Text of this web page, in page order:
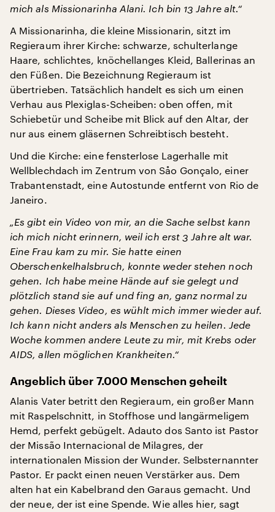
mich als Missionarinha Alani. Ich bin 13 Jahre alt.“
A Missionarinha, die kleine Missionarin, sitzt im
Regieraum ihrer Kirche: schwarze, schulterlange
Haare, schlichtes, knöchellanges Kleid, Ballerinas an
den Füßen. Die Bezeichnung Regieraum ist
übertrieben. Tatsächlich handelt es sich um einen
Verhau aus Plexiglas-Scheiben: oben offen, mit
Schiebetür und Scheibe mit Blick auf den Altar, der
nur aus einem gläsernen Schreibtisch besteht.
Und die Kirche: eine fensterlose Lagerhalle mit
Wellblechdach im Zentrum von Såo Gonçalo, einer
Trabantenstadt, eine Autostunde entfernt von Rio de
Janeiro.
„Es gibt ein Video von mir, an die Sache selbst kann
ich mich nicht erinnern, weil ich erst 3 Jahre alt war.
Eine Frau kam zu mir. Sie hatte einen
Oberschenkelhalsbruch, konnte weder stehen noch
gehen. Ich habe meine Hände auf sie gelegt und
plötzlich stand sie auf und fing an, ganz normal zu
gehen. Dieses Video, es wühlt mich immer wieder auf.
Ich kann nicht anders als Menschen zu heilen. Jede
Woche kommen andere Leute zu mir, mit Krebs oder
AIDS, allen möglichen Krankheiten.“
Angeblich über 7.000 Menschen geheilt
Alanis Vater betritt den Regieraum, ein großer Mann
mit Raspelschnitt, in Stoffhose und langärmeligem
Hemd, perfekt gebügelt. Adauto dos Santo ist Pastor
der Missão Internacional de Milagres, der
internationalen Mission der Wunder. Selbsternannter
Pastor. Er packt einen neuen Verstärker aus. Dem
alten hat ein Kabelbrand den Garaus gemacht. Und
der neue, der ist eine Spende. Wie alles hier, sagt